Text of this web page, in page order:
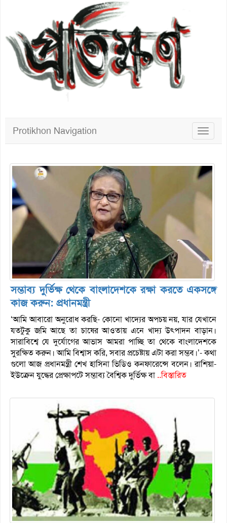
Toggle
Protikhon Navigation
সম্ভাব্য দুর্ভিক্ষ থেকে বাংলাদেশকে রক্ষা করতে একসঙ্গে
কাজ করুন: প্রধানমন্ত্রী
‘আমি আবারো অনুরোধ করছি- কোনো খাদ্যের অপচয় নয়, যার যেখানে
যতটুকু জমি আছে তা চাষের আওতায় এনে খাদ্য উৎপাদন বাড়ান।
সারাবিশ্বে যে দুর্যোগের আভাস আমরা পাচ্ছি তা থেকে বাংলাদেশকে
সুরক্ষিত করুন। আমি বিশ্বাস করি, সবার প্রচেষ্টায় এটা করা সম্ভব।’- কথা
গুলো আজ প্রধানমন্ত্রী শেখ হাসিনা ভিডিও কনফারেন্সে বলেন। রাশিয়া-
ইউক্রেন যুদ্ধের প্রেক্ষাপটে সম্ভাব্য বৈশ্বিক দুর্ভিক্ষ বা..বিস্তারিত